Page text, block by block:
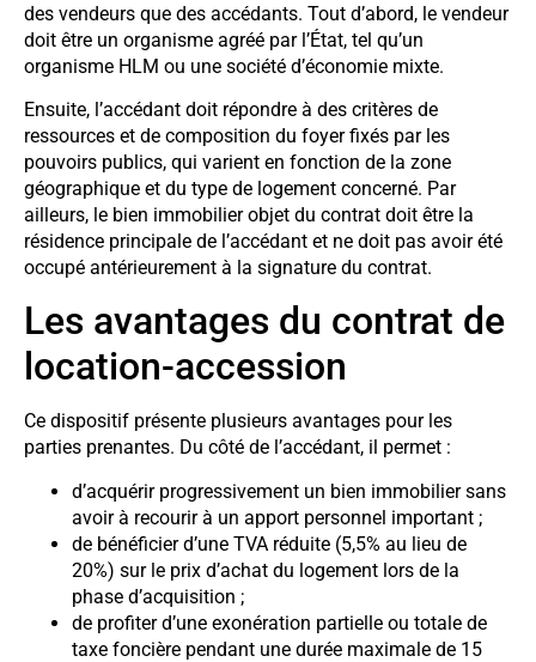
des vendeurs que des accédants. Tout d’abord, le vendeur
doit être un organisme agréé par l’État, tel qu’un
organisme HLM ou une société d’économie mixte.
Ensuite, l’accédant doit répondre à des critères de
ressources et de composition du foyer fixés par les
pouvoirs publics, qui varient en fonction de la zone
géographique et du type de logement concerné. Par
ailleurs, le bien immobilier objet du contrat doit être la
résidence principale de l’accédant et ne doit pas avoir été
occupé antérieurement à la signature du contrat.
Les avantages du contrat de
location-accession
Ce dispositif présente plusieurs avantages pour les
parties prenantes. Du côté de l’accédant, il permet :
d’acquérir progressivement un bien immobilier sans
avoir à recourir à un apport personnel important ;
de bénéficier d’une TVA réduite (5,5% au lieu de
20%) sur le prix d’achat du logement lors de la
phase d’acquisition ;
de profiter d’une exonération partielle ou totale de
taxe foncière pendant une durée maximale de 15